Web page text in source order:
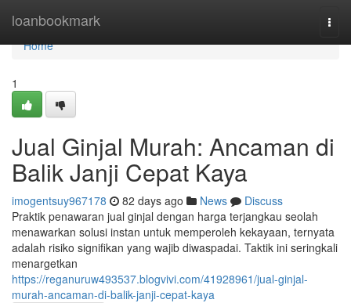
loanbookmark
Home
Home
1
Jual Ginjal Murah: Ancaman di
Balik Janji Cepat Kaya
imogentsuy967178 82 days ago News
Discuss
Praktik penawaran jual ginjal dengan harga terjangkau seolah
menawarkan solusi instan untuk memperoleh kekayaan, ternyata
adalah risiko signifikan yang wajib diwaspadai. Taktik ini seringkali
menargetkan
https://reganuruw493537.blogvivi.com/41928961/jual-ginjal-
murah-ancaman-di-balik-janji-cepat-kaya